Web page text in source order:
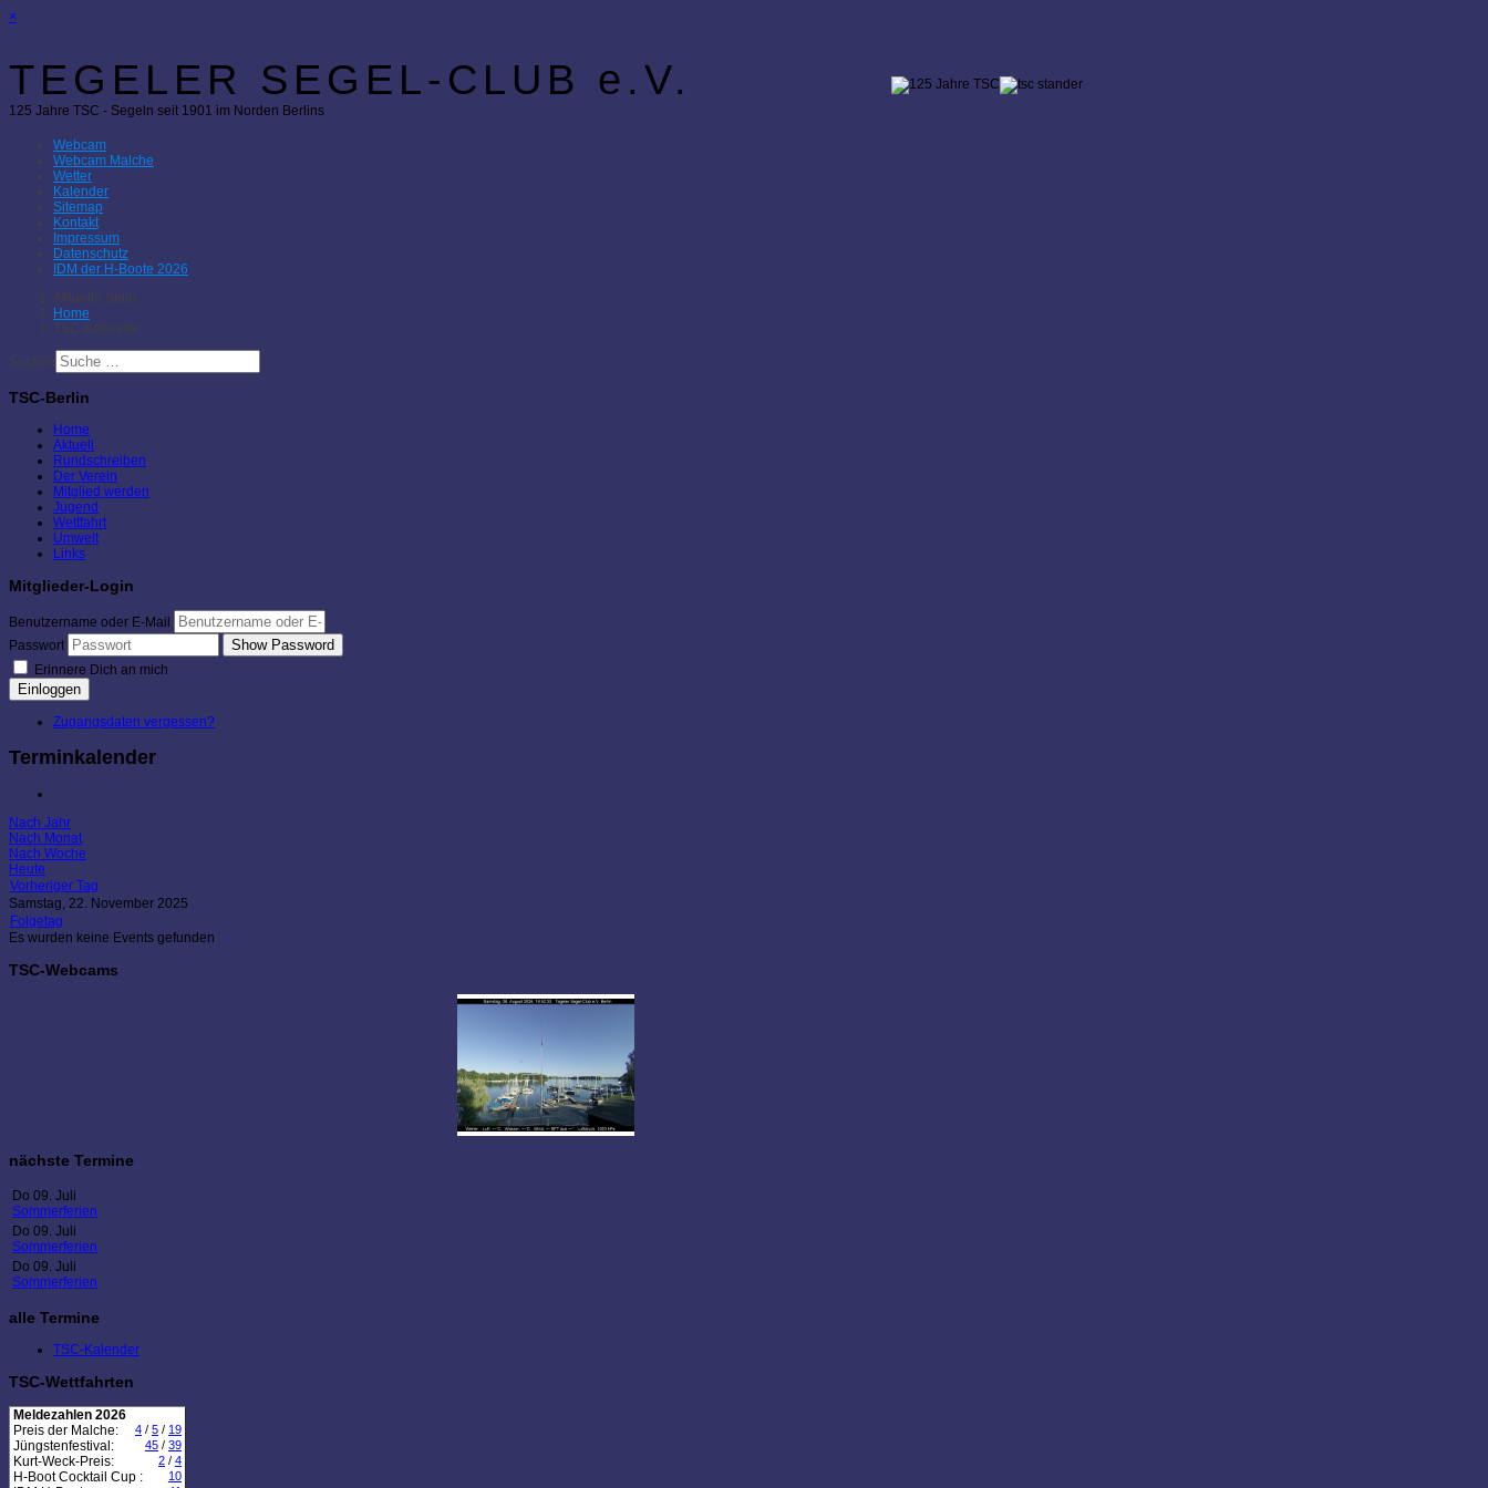
×
TEGELER SEGEL-CLUB e.V.
125 Jahre TSC - Segeln seit 1901 im Norden Berlins
Webcam
Webcam Malche
Wetter
Kalender
Sitemap
Kontakt
Impressum
Datenschutz
IDM der H-Boote 2026
Aktuelle Seite:
Home
TSC-Kalender
Suchen
TSC-Berlin
Home
Aktuell
Rundschreiben
Der Verein
Mitglied werden
Jugend
Wettfahrt
Umwelt
Links
Mitglieder-Login
Benutzername oder E-Mail
Passwort
Show Password
Erinnere Dich an mich
Einloggen
Zugangsdaten vergessen?
Terminkalender
Nach Jahr
Nach Monat
Nach Woche
Heute
Vorheriger Tag
Samstag, 22. November 2025
Folgetag
Es wurden keine Events gefunden
TSC-Webcams
nächste Termine
Do 09. Juli
Sommerferien
Do 09. Juli
Sommerferien
Do 09. Juli
Sommerferien
alle Termine
TSC-Kalender
TSC-Wettfahrten
Meldezahlen 2026
Preis der Malche:
4 / 5 / 19
Jüngstenfestival: 45 / 39
Kurt-Weck-Preis: 2 / 4
H-Boot Cocktail Cup : 10